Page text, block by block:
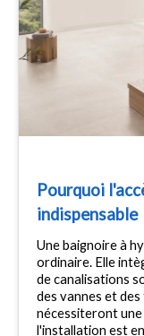
Pourquoi
indispensable
Une baignoire à
ordinaire. Elle
de canalisations
des vannes et
nécessiteront
l'installation est